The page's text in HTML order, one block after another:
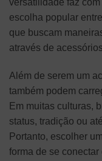
versatilidade faz
escolha popular
que buscam
através de
Além de serem um
também podem
Em muitas culturas,
status, tradição ou
Portanto, escolher
forma de se